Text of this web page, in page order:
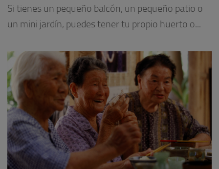
Si tienes un pequeño balcón, un pequeño patio o
un mini jardín, puedes tener tu propio huerto o...